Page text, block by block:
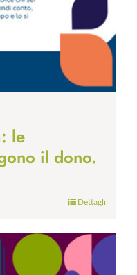
le
il dono.
Dettagli